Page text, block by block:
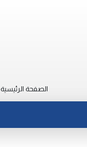
الصفحة الرئيسية